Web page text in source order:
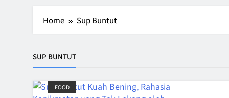
Home Sup Buntut
SUP BUNTUT
FOOD